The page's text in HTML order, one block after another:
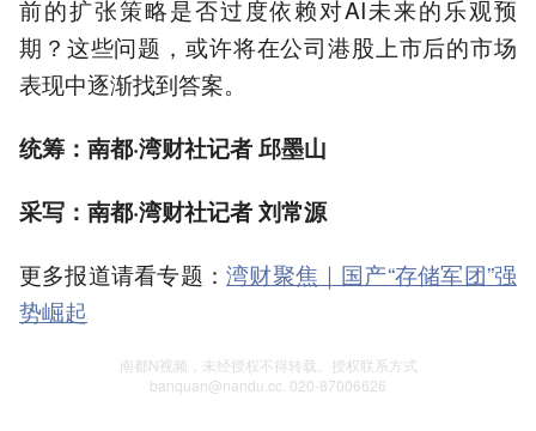
前的扩张策略是否过度依赖对AI未来的乐观预
期？这些问题，或许将在公司港股上市后的市场
表现中逐渐找到答案。
统筹：南都·湾财社记者 邱墨山
采写：南都·湾财社记者 刘常源
更多报道请看专题：湾财聚焦｜国产“存储军团”强
势崛起
南都N视频，未经授权不得转载、授权联系方式
banquan@nandu.cc. 020-87006626